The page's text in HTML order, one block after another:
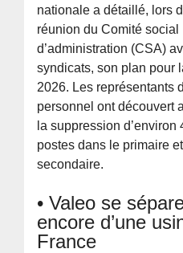
nationale a détaillé, lors
réunion du Comité social
d’administration (CSA)
syndicats, son plan pour
2026. Les représentants
personnel ont découvert
la suppression d’environ
postes dans le primaire
secondaire.
• Valeo se
encore d’une
France